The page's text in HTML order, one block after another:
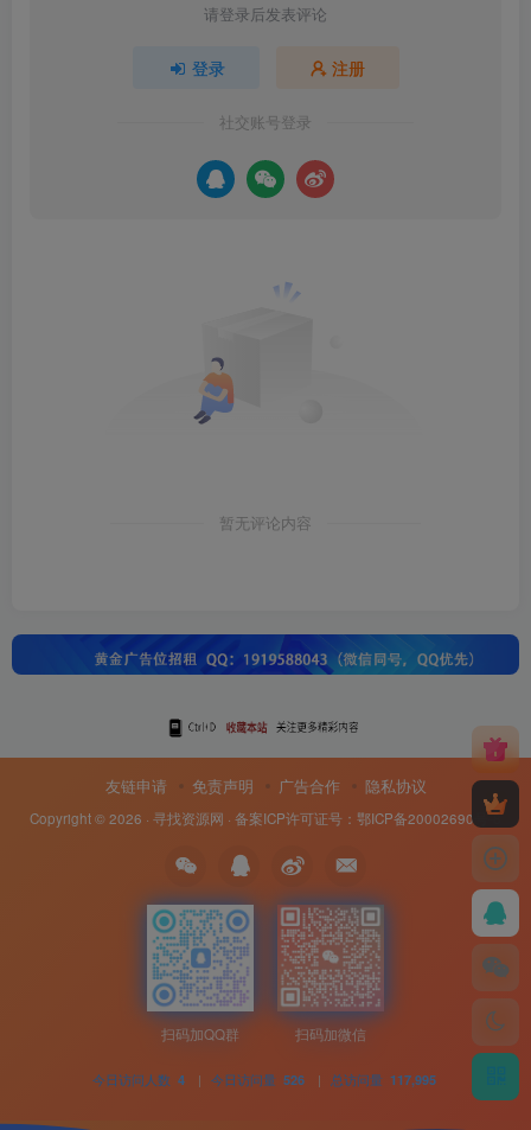
请登录后发表评论
登录 注册
社交账号登录
暂无评论内容
友链申请 免责声明 广告合作 隐私协议
Copyright © 2026 · 寻找资源网 · 备案ICP许可证号： 鄂ICP备20002690号-8
扫码加QQ群 扫码加微信
今日访问人数 4 | 今日访问量 526 | 总访问量 117,995